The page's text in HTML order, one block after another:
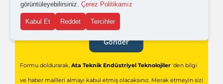
Gönder
Formu doldurarak, Ata Teknik Endüstriyel Teknolojiler'den bilgi
ve haber mailleri almayı kabul etmiş olacaksınız. Merak etmeyin sizi
görüntüleyebilirsiniz. Çerez Politikamız
Kabul Et Reddet Tercihler